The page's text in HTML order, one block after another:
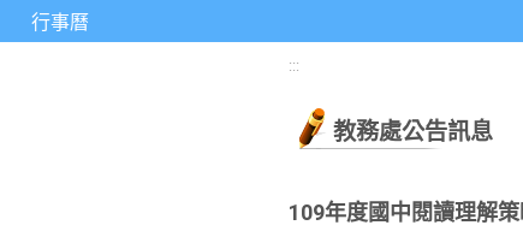
行事曆
:::
教務處公告訊息
109年度國中閱讀理解